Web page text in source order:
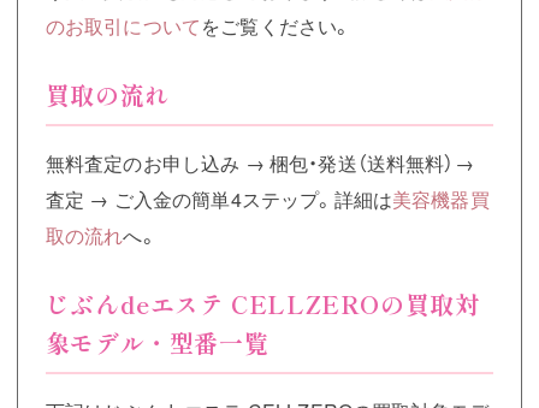
のお取引についてをご覧ください。
買取の流れ
無料査定のお申し込み → 梱包・発送（送料無料）→
査定 → ご入金の簡単4ステップ。詳細は美容機器買
取の流れへ。
じぶんdeエステ CELLZEROの買取対
象モデル・型番一覧